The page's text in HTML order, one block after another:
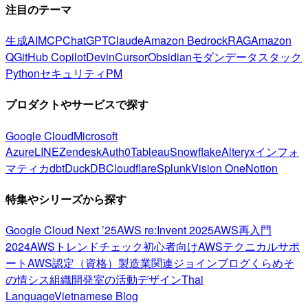
注目のテーマ
生成AIMCPChatGPTClaudeAmazon BedrockRAGAmazon
QGitHub CopilotDevinCursorObsidianモダンデータスタック
PythonセキュリティPM
プロダクトやサービスで探す
Google CloudMicrosoft
AzureLINEZendeskAuth0TableauSnowflakeAlteryxインフォ
マティカdbtDuckDBCloudflareSplunkVision OneNotion
特集やシリーズから探す
Google Cloud Next ’25AWS re:Invent 2025AWS再入門
2024AWSトレンドチェック初心者向けAWSテクニカルサポ
ートAWS認定（資格） 製造業関連ジョインブログくらめそ
の情シス組織開発室の活動デザインThai
LanguageVietnamese Blog